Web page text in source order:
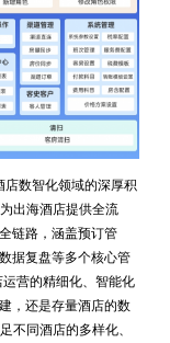
数智化领域的深厚积
出海酒店提供全流
链路，涵盖预订管
据复盘等多个核心管
营的精细化、智能化
，还是存量酒店的数
不同酒店的多样化、